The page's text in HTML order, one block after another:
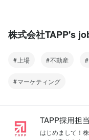
株式会社TAPP's
上場 不動産
マーケティング
TAPP採用担当
はじめまして！